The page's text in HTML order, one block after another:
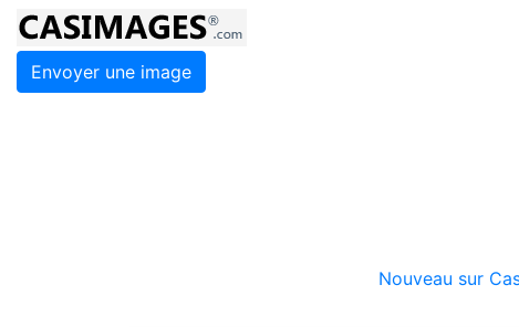
Envoyer une image
Nouveau sur